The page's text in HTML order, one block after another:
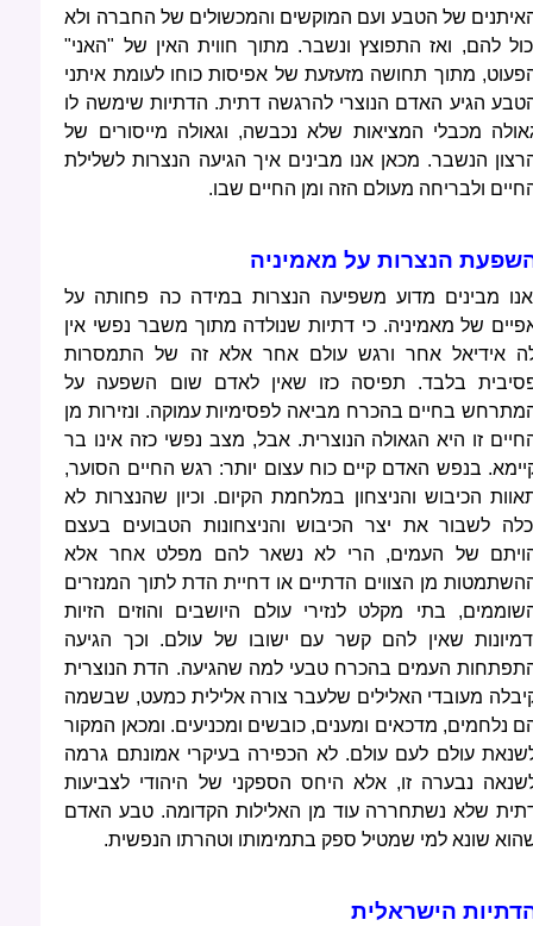
של הטבע ועם המוקשים והמכשולים של החברה ולא
להם, ואז התפוצץ ונשבר. מתוך חווית האין של "האני"
מתוך תחושה מזעזעת של אפיסות כוחו לעומת איתני
הגיע האדם הנוצרי להרגשה דתית. הדתיות שימשה לו
מכבלי המציאות שלא נכבשה, וגאולה מייסורים של
הנשבר. מכאן אנו מבינים איך הגיעה הנצרות לשלילת
ולבריחה מעולם הזה ומן החיים שבו.
הנצרות על מאמיניה
מבינים מדוע משפיעה הנצרות במידה כה פחותה על
של מאמיניה. כי דתיות שנולדה מתוך משבר נפשי אין
אידיאל אחר ורגש עולם אחר אלא זה של התמסרות
בלבד. תפיסה כזו שאין לאדם שום השפעה על
בחיים בהכרח מביאה לפסימיות עמוקה. ונזירות מן
זו היא הגאולה הנוצרית. אבל, מצב נפשי כזה אינו בר
בנפש האדם קיים כוח עצום יותר: רגש החיים הסוער,
הכיבוש והניצחון במלחמת הקיום. וכיון שהנצרות לא
לשבור את יצר הכיבוש והניצחונות הטבועים בעצם
של העמים, הרי לא נשאר להם מפלט אחר אלא
מן הצווים הדתיים או דחיית הדת לתוך המנזרים
בתי מקלט לנזירי עולם היושבים והוזים הזיות
שאין להם קשר עם ישובו של עולם. וכך הגיעה
העמים בהכרח טבעי למה שהגיעה. הדת הנוצרית
מעובדי האלילים שלעבר צורה אלילית כמעט, שבשמה
נלחמים, מדכאים ומענים, כובשים ומכניעים. ומכאן המקור
עולם לעם עולם. לא הכפירה בעיקרי אמונתם גרמה
נבערה זו, אלא היחס הספקני של היהודי לצביעות
שלא נשתחררה עוד מן האלילות הקדומה. טבע האדם
שונא למי שמטיל ספק בתמימותו וטהרתו הנפשית.
הישראלית